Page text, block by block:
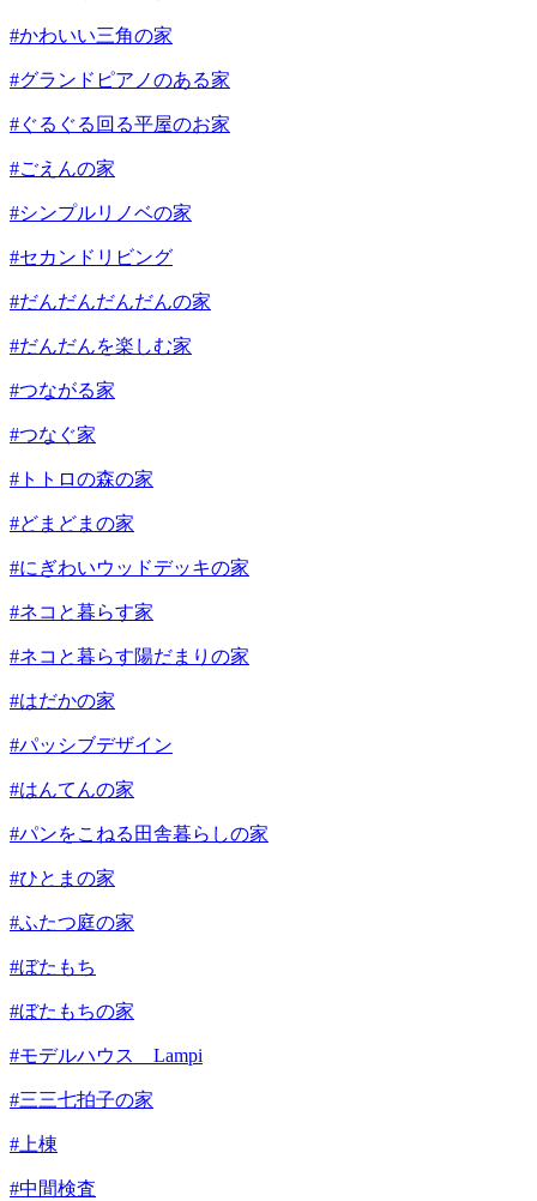
#かわいい三角の家
#グランドピアノのある家
#ぐるぐる回る平屋のお家
#ごえんの家
#シンプルリノベの家
#セカンドリビング
#だんだんだんだんの家
#だんだんを楽しむ家
#つながる家
#つなぐ家
#トトロの森の家
#どまどまの家
#にぎわいウッドデッキの家
#ネコと暮らす家
#ネコと暮らす陽だまりの家
#はだかの家
#パッシブデザイン
#はんてんの家
#パンをこねる田舎暮らしの家
#ひとまの家
#ふたつ庭の家
#ぼたもち
#ぼたもちの家
#モデルハウス Lampi
#三三七拍子の家
#上棟
#中間検査